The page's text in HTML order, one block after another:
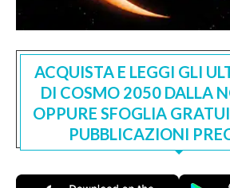
ACQUISTA E LEGGI GLI
DI COSMO 2050 DALLA
OPPURE SFOGLIA
PUBBLICAZIONI